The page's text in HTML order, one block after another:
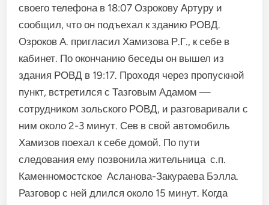
своего телефона в 18:07 Озрокову Артуру и
сообщил, что он подъехал к зданию РОВД.
Озроков А. пригласил Хамизова Р.Г., к себе в
кабинет. По окончанию беседы он вышел из
здания РОВД в 19:17. Проходя через пропускной
пункт, встретился с Тазговым Адамом —
сотрудником зольского РОВД, и разговаривали с
ним около 2-3 минут. Сев в свой автомобиль
Хамизов поехал к себе домой. По пути
следования ему позвонила жительница с.п.
Каменномостское Асланова-Закураева Бэлла.
Разговор с ней длился около 15 минут. Когда